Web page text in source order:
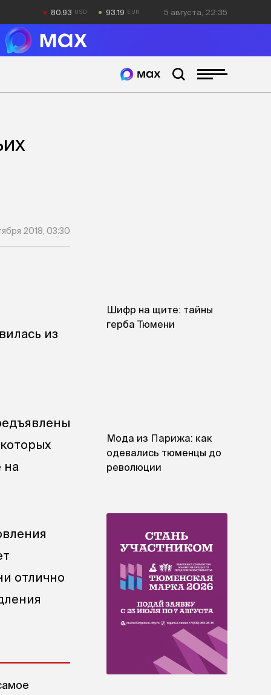
80.93 93.19 5 августа, 22:35
2018, 03:30
из
на
отлично
Шифр на щите: тайны
герба Тюмени
Мода из Парижа: как
одевались тюменцы до
революции